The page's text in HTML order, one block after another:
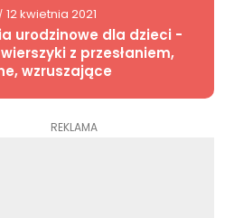
/ 12 kwietnia 2021
urodzinowe dla dzieci -
z przesłaniem,
wzruszające
REKLAMA